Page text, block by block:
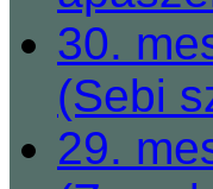
30.
(Sebi
29.